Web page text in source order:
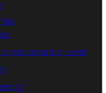
תפריטי תזונה ערכים תזונתיים
5 ימי